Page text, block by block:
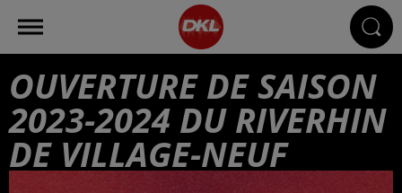
OUVERTURE DE SAISON
2023-2024 DU RIVERHIN
DE VILLAGE-NEUF